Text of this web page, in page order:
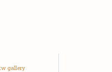
gallery